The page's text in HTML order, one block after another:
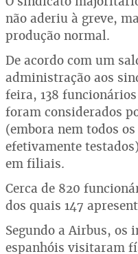
não aderiu à greve,
produção normal.
De acordo com um
administração aos
feira, 138
foram considerados
(embora nem todos
efetivamente
em filiais.
Cerca de 820
dos quais 147
Segundo a Airbus, os
espanhóis visitaram